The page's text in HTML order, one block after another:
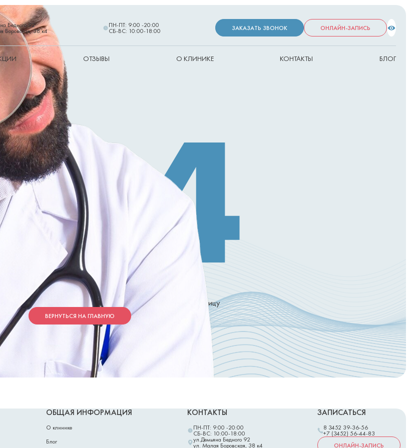
Бедного 92
Боровская, 38 к4
ПН-ПТ: 9:00 -20:00
СБ-ВС: 10:00-18:00 ЗАКАЗАТЬ ЗВОНОК ОНЛАЙН-ЗАПИСЬ
ОТЗЫВЫ О КЛИНИКЕ КОНТАКТЫ БЛОГ
04
Упс... Кажется что-то пошло не так.
проверьте адрес ссылки или вернитесь на главную страницу
ВЕРНУТЬСЯ НА ГЛАВНУЮ
ОБЩАЯ ИНФОРМАЦИЯ
О клинике
Блог
КОНТАКТЫ
ПН-ПТ: 9:00 -20:00
СБ-ВС: 10:00-18:00
ул.Демьяна Бедного 92
ул. Малая Боровская, 38 к4
ЗАПИСАТЬСЯ
8 3452 39-36-56
+7 (3452) 56-44-83
ОНЛАЙН-ЗАПИСЬ